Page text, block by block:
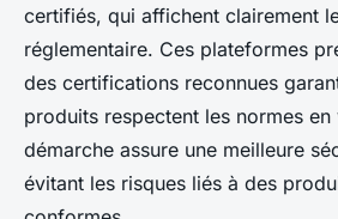
certifiés, qui affichent clairement
réglementaire. Ces plateformes
des certifications reconnues
produits respectent les normes en
démarche assure une meilleure
évitant les risques liés à des